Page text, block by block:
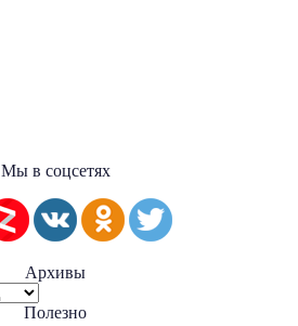
Мы в соцсетях
Архивы
Полезно